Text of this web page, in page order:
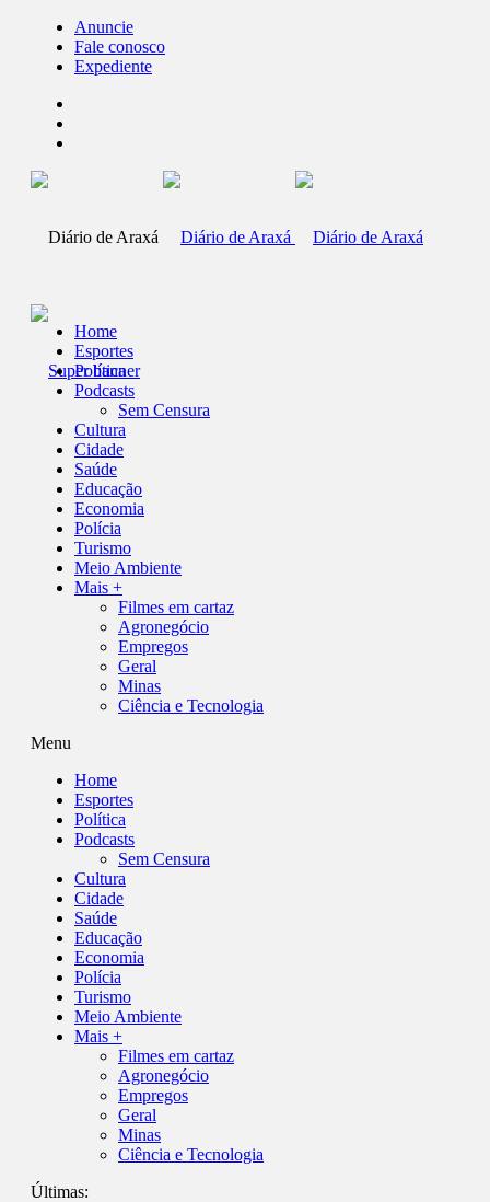
Anuncie
Fale conosco
Expediente
Home
Esportes
Política
Podcasts
Sem Censura
Cultura
Cidade
Saúde
Educação
Economia
Polícia
Turismo
Meio Ambiente
Mais +
Filmes em cartaz
Agronegócio
Empregos
Geral
Minas
Ciência e Tecnologia
Menu
Home
Esportes
Política
Podcasts
Sem Censura
Cultura
Cidade
Saúde
Educação
Economia
Polícia
Turismo
Meio Ambiente
Mais +
Filmes em cartaz
Agronegócio
Empregos
Geral
Minas
Ciência e Tecnologia
Últimas: